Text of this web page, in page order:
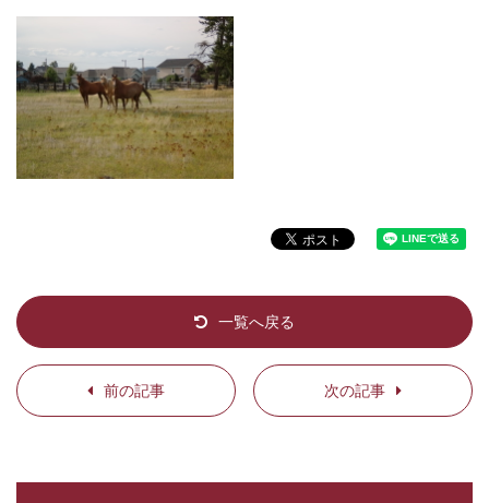
前の記事
一覧へ戻る
次の記事